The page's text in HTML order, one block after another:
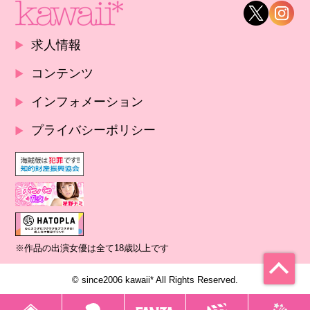
求人情報
コンテンツ
インフォメーション
プライバシーポリシー
※作品の出演女優は全て18歳以上です
© since2006 kawaii* All Rights Reserved.